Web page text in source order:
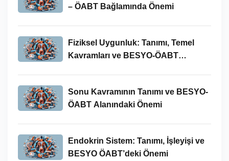
– ÖABT Bağlamında Önemi
Fiziksel Uygunluk: Tanımı, Temel
Kavramları ve BESYO-ÖABT
Sonu Kavramının Tanımı ve BESYO-
ÖABT Alanındaki Önemi
Endokrin Sistem: Tanımı, İşleyişi ve
BESYO ÖABT’deki Önemi